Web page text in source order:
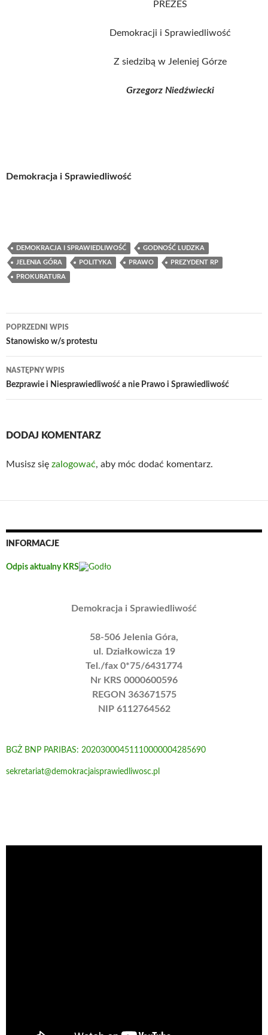
PREZES
Demokracji i Sprawiedliwość
Z siedzibą w Jeleniej Górze
Grzegorz Niedźwiecki
Demokracja i Sprawiedliwość
DEMOKRACJA I SPRAWIEDLIWOŚĆ GODNOŚĆ LUDZKA
JELENIA GÓRA POLITYKA PRAWO PREZYDENT RP
PROKURATURA
Nawigacja
wpisu
POPRZEDNI WPIS
Stanowisko w/s protestu
NASTĘPNY WPIS
Bezprawie i Niesprawiedliwość a nie Prawo i Sprawiedliwość
DODAJ KOMENTARZ
Musisz się zalogować, aby móc dodać komentarz.
INFORMACJE
Odpis aktualny KRS
Demokracja i Sprawiedliwość
58-506 Jelenia Góra,
ul. Działkowicza 19
Tel./fax 0*75/6431774
Nr KRS 0000600596
REGON 363671575
NIP 6112764562
BGŻ BNP PARIBAS: 20203000451110000004285690
sekretariat@demokracjaisprawiedliwosc.pl